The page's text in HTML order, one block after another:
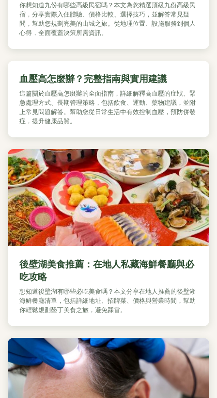
你想知道九份有哪些高級民宿嗎？本文為您精選頂級九份高級民
宿，分享實際入住體驗、價格比較、選擇技巧，並解答常見疑
問，幫助您規劃完美的山城之旅。從地理位置、設施服務到個人
心得，全面覆蓋決策所需資訊。
血壓高怎麼辦？完整指南與實用建議
這篇關於血壓高怎麼辦的全面指南，詳細解釋高血壓的症狀、緊
急處理方式、長期管理策略，包括飲食、運動、藥物建議，並附
上常見問題解答。幫助您從日常生活中有效控制血壓，預防併發
症，提升健康品質。
後壁湖美食推薦：在地人私藏海鮮餐廳與必
吃攻略
想知道後壁湖有哪些必吃美食嗎？本文分享在地人推薦的後壁湖
海鮮餐廳清單，包括詳細地址、招牌菜、價格與營業時間，幫助
你輕鬆規劃墾丁美食之旅，避免踩雷。